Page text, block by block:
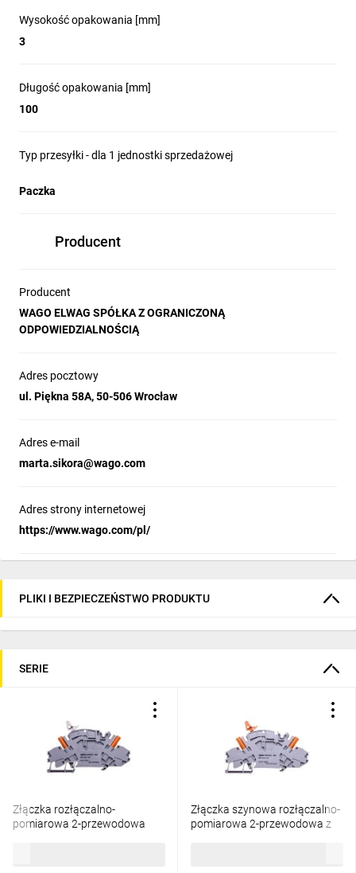
Wysokość opakowania [mm]
3
Długość opakowania [mm]
100
Typ przesyłki - dla 1 jednostki sprzedażowej
Paczka
Producent
Producent
WAGO ELWAG SPÓŁKA Z OGRANICZONĄ
ODPOWIEDZIALNOŚCIĄ
Adres pocztowy
ul. Piękna 58A, 50-506 Wrocław
Adres e-mail
marta.sikora@wago.com
Adres strony internetowej
https://www.wago.com/pl/
PLIKI I BEZPIECZEŃSTWO PRODUKTU
SERIE
Złączka rozłączalno-
pomiarowa 2-przewodowa
Złączka szynowa rozłączalno-
pomiarowa 2-przewodowa z